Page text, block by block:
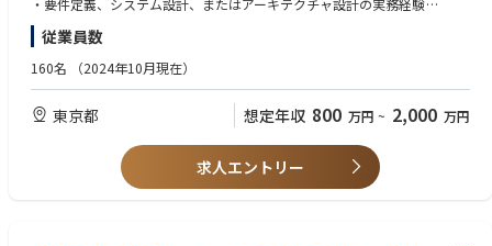
Cloud:
・AWS,Azure,Google Cloud,OCI
AI/ML:
・AWS Bedrock,SageMaker,Knowledge Base for Amazon Bedrock etc
・Azure AI Foundry,OpenAI Service,Machine Learning,AI Search, Prompt
・Google Cloud Vertex AI,Agent Engine,Vertex AI Search,Gemini Enterpris
◆案件事例：※本求人だけではなくD.Nodeでの過去案件を一部記載させ
ていただきます※
・自動車業界クライアント向け：複数システムのデータを一元的に連携す
るクラウドサービス基盤の設計
活用するグローバル基盤構築
・自動車業界クライアント向け：車両から発信されるデータの蓄積と再利
・要件定義、システム設計、またはアーキテクチャ設計の実務経験
・パブリッククラウド（AWS、Azure、Google Cloudのいずれか）を用い
たインフラの設計・構築・運用経験
・オープン系言語（Java、Python、TypeScript、PHPなど）を用いたWe
・開発手法（アジャイル開発またはウォーターフォール開発）を用いたプ
ロジェクトへの参画経験
従業員数
160名 （2024年10月現在）
東京都 想定年収 800 万円 ~ 2,000 万円
求人エントリー